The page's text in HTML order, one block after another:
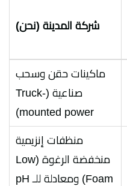
شركة المدينة (نحن)
ماكينات حقن وسحب
صناعية (Truck-
mounted power)
منظفات إنزيمية
منخفضة الرغوة (Low
Foam) ومعادلة للـ pH